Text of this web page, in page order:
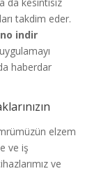
takdim eder.
indir
haberdar
elzem
ve iş
ve